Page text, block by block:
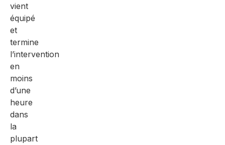
vient
équipé
et
termine
l’intervention
en
moins
d’une
heure
dans
la
plupart